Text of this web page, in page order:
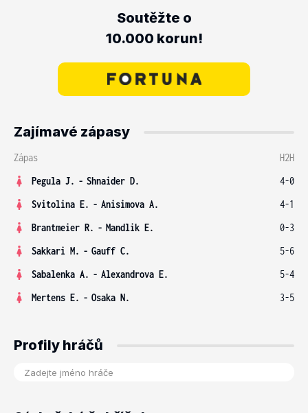
Soutěžte o
10.000 korun!
Zajímavé zápasy
Zápas
H2H
Pegula J. - Shnaider D.
4-0
Svitolina E. - Anisimova A.
4-1
Brantmeier R. - Mandlik E.
0-3
Sakkari M. - Gauff C.
5-6
Sabalenka A. - Alexandrova E.
5-4
Mertens E. - Osaka N. 3-5
Profily hráčů